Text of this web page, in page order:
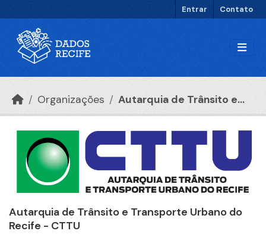
Entrar Contato
Organizações Autarquia de Trânsito e...
Autarquia de Trânsito e Transporte Urbano do
Recife - CTTU